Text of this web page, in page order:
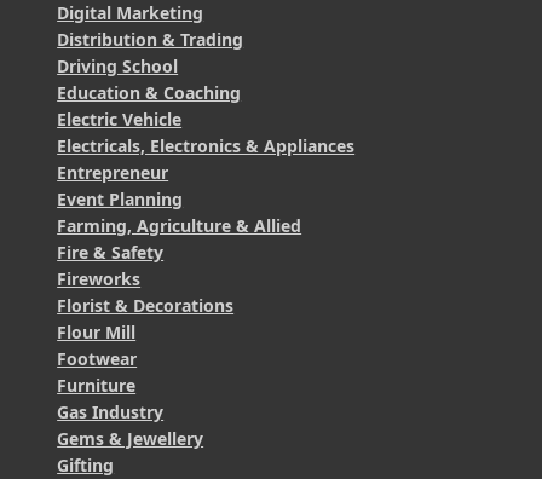
Digital Marketing
Distribution & Trading
Driving School
Education & Coaching
Electric Vehicle
Electricals, Electronics & Appliances
Entrepreneur
Event Planning
Farming, Agriculture & Allied
Fire & Safety
Fireworks
Florist & Decorations
Flour Mill
Footwear
Furniture
Gas Industry
Gems & Jewellery
Gifting